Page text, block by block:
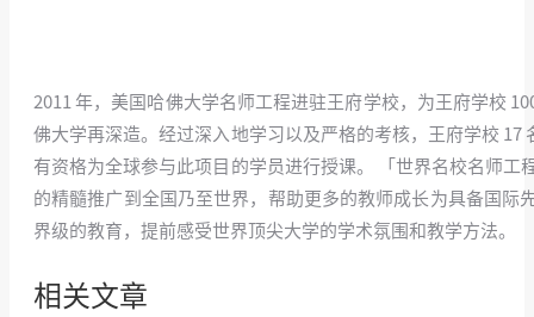
2011 年，美国哈佛大学名师工程进驻王府学校，为王府学校
佛大学再深造。经过深入地学习以及严格的考核，王府学校 17
有资格为全球参与此项目的学员进行授课。 「世界名校名师
的精髓推广到全国乃至世界，帮助更多的教师成长为具备国
界级的教育，提前感受世界顶尖大学的学术氛围和教学方法。
相关文章